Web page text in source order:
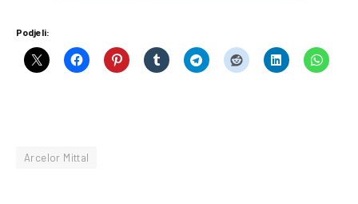
Podjeli:
Arcelor Mittal